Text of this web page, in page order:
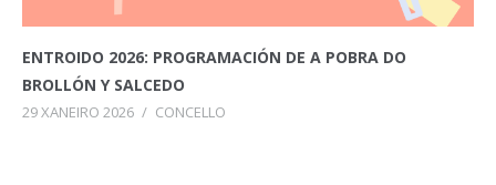
ENTROIDO 2026: PROGRAMACIÓN DE A POBRA DO
BROLLÓN Y SALCEDO
29 XANEIRO 2026 / CONCELLO